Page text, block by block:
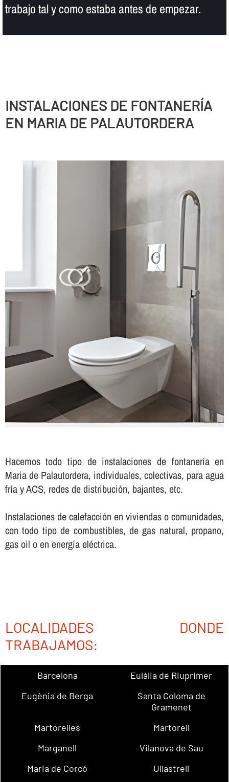
trabajo tal y como estaba antes de empezar.
INSTALACIONES DE FONTANERÍ­A
EN MARIA DE PALAUTORDERA
Hacemos todo tipo de instalaciones de fontanerí­a en
Maria de Palautordera, individuales, colectivas, para agua
frí­a y ACS, redes de distribución, bajantes, etc.
Instalaciones de calefacción en viviendas o comunidades,
con todo tipo de combustibles, de gas natural, propano,
gas oil o en energí­a eléctrica.
LOCALIDADES DONDE
TRABAJAMOS:
Barcelona
Eulàlia de Riuprimer
Eugènia de Berga
Santa Coloma de
Gramenet
Martorelles
Martorell
Marganell
Vilanova de Sau
Maria de Corcó
Ullastrell